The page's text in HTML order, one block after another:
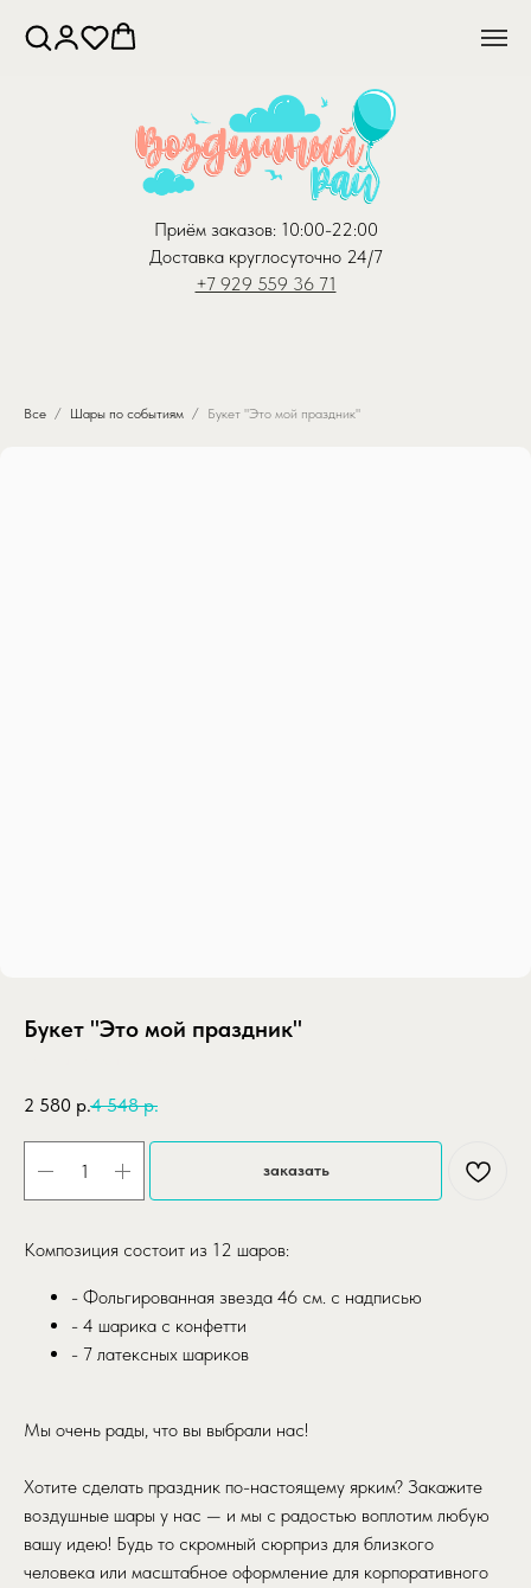
Приём заказов: 10:00-22:00
Доставка круглосуточно 24/7
+7 929 559 36 71
Все Шары по событиям Букет "Это мой праздник"
Букет "Это мой праздник"
2 580 р.4 548 р.
заказать
Композиция состоит из 12 шаров:
- Фольгированная звезда 46 см. с надписью
- 4 шарика с конфетти
- 7 латексных шариков
Мы очень рады, что вы выбрали нас!
Хотите сделать праздник по-настоящему ярким? Закажите
воздушные шары у нас — и мы с радостью воплотим любую
вашу идею! Будь то скромный сюрприз для близкого
человека или масштабное оформление для корпоративного